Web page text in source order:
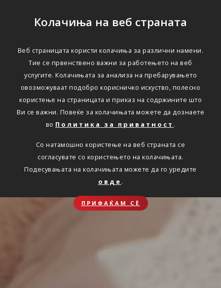
Колачиња на веб страната
Веб страницата користи колачиња за различни намени.
Тие се првенствено важни за работењето на веб
услугите. Колачињата за анализа на пребарувањето
овозможуваат подобро корисничко искуство, полесно
користење на страницата и приказ на содржините што
Ви се важни. Повеќе за колачињата можете да дознаете
во Политика за приватност .
Со натамошно користење на веб страната се
согласувате со користењето на колачињата.
Подесувањата на колачињата можете да го уредите
овде .
ПРИФАЌАМ СЀ